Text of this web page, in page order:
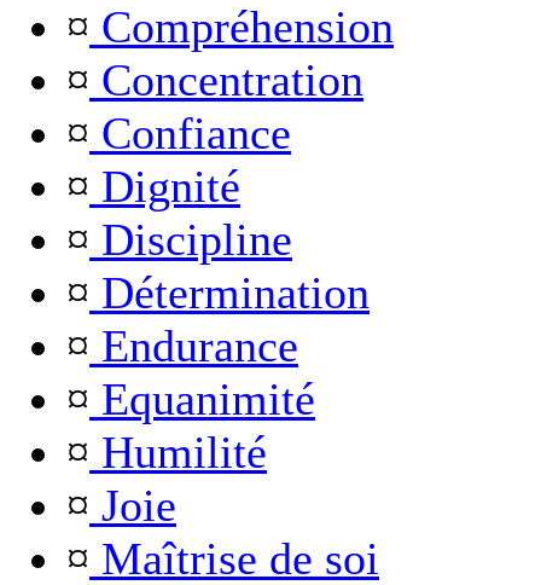
¤ Compréhension
¤ Concentration
¤ Confiance
¤ Dignité
¤ Discipline
¤ Détermination
¤ Endurance
¤ Equanimité
¤ Humilité
¤ Joie
¤ Maîtrise de soi